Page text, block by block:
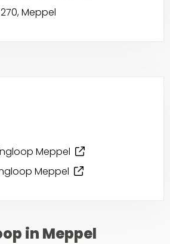
Meppel
Meppel
Meppel
in Meppel